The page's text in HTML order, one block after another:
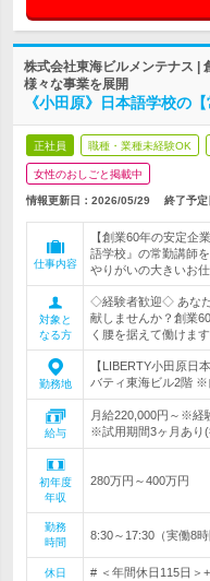
株式会社東海ビルメンテナス |
様々な事業を展開
《小田原》日本語学校の
正社員 職種・業種未経験OK
女性のおしごと掲載中
情報更新日：2026/05/29 終了予定
仕事内容
【創業60年の安定企
語学校』の常勤講師
やりがいの大きいお
対象と
なる方
◇経験者歓迎◇ あな
献しませんか？創業
く腰を据えて働けま
勤務地
【LIBERTY小田原日
バティ東海ビル2階 ※
給与
月給220,000円～※経
※試用期間3ヶ月あり
初年度
年収
280万円～400万円
勤務
時間
8:30～17:30（実働8
休日
# ＜年間休日115日＞